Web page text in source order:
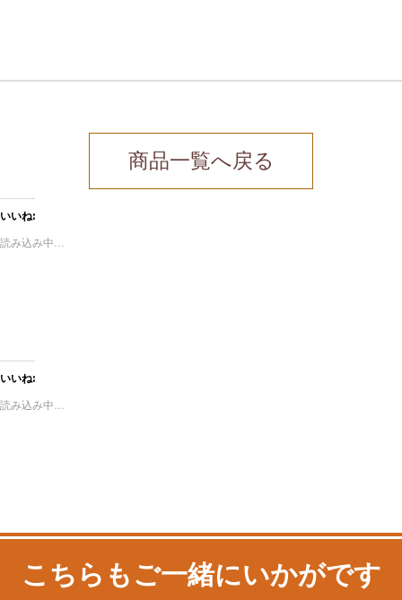
商品一覧へ戻る
いいね:
読み込み中…
いいね:
読み込み中…
こちらもご一緒にいかがです